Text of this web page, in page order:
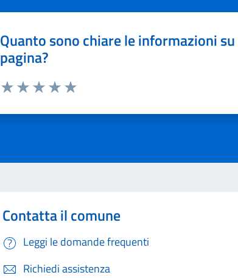
Quanto sono chiare le informazioni
pagina?
Contatta il comune
Leggi le domande frequenti
Richiedi assistenza